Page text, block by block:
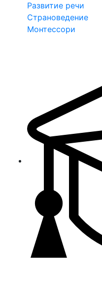
Развитие речи
Страноведение
Монтессори